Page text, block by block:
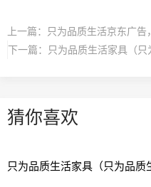
上一篇：
只为品质生活京东广
下一篇：
只为品质生活家具（只
猜你喜欢
只为品质生活家具（只为品质